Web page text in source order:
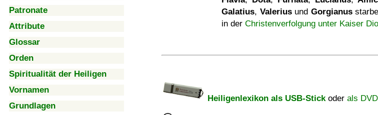
Patronate
Attribute
Glossar
Orden
Spiritualität der Heiligen
Vornamen
Grundlagen
Galatius, Valeriusund Gorgianus
in der Christenverfolgung unter Kaiser
Heiligenlexikon als USB-Stickoder als DVD